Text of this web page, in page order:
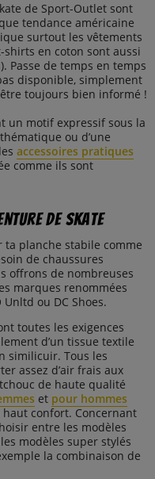
de Sport-Outlet sont
tendance américaine
surtout les vêtements
en coton sont aussi
Passe de temps en temps
disponible, simplement
toujours bien informé !
un motif expressif sous la
ou d’une
accessoires pratiques
comme ils sont
de skate
planche stabile comme
de chaussures
offrons de nombreuses
marques renommées
ou DC Shoes.
toutes les exigences
d’un tissue textile
similicuir. Tous les
assez d’air frais aux
de haute qualité
et pour hommes
confort. Concernant
entre les modèles
modèles super stylés
la combinaison de